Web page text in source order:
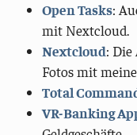
Open Tasks:
mit Nextcloud.
Nextcloud:
Fotos mit
Total
VR-Banking